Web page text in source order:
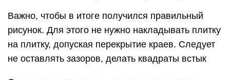
Важно, чтобы в итоге получился правильный
рисунок. Для этого не нужно накладывать плитку
на плитку, допуская перекрытие краев. Следует
не оставлять зазоров, делать квадраты встык